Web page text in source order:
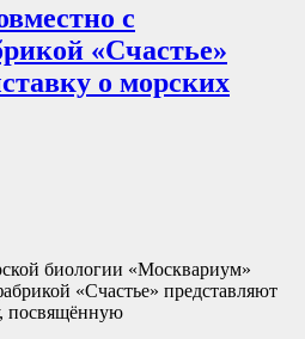
с
«Счастье»
о морских
биологии «Москвариум»
«Счастье» представляют
посвящённую